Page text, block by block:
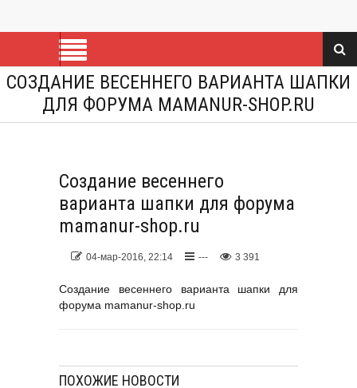
СОЗДАНИЕ ВЕСЕННЕГО ВАРИАНТА ШАПКИ
ДЛЯ ФОРУМА MAMANUR-SHOP.RU
Создание весеннего
варианта шапки для форума
mamanur-shop.ru
04-мар-2016, 22:14 --- 3 391
Создание весеннего варианта шапки для
форума mamanur-shop.ru
ПОХОЖИЕ НОВОСТИ